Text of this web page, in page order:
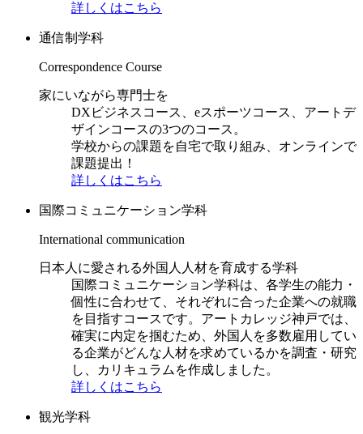
詳しくはこちら
通信制学科
Correspondence Course
家にいながら専門士を
DXビジネスコース、eスポーツコース、アートデ
ザインコースの3つのコース。
学校からの課題を自宅で取り組み、オンラインで
課題提出！
詳しくはこちら
国際コミュニケーション学科
International communication
日本人に愛される外国人人材を育成する学科
国際コミュニケーション学科は、各学生の能力・
個性に合わせて、それぞれに合った企業への就職
を目指すコースです。アートカレッジ神戸では、
確実に内定を掴むため、外国人を多数雇用してい
る企業がどんな人材を求めているかを調査・研究
し、カリキュラムを作成しました。
詳しくはこちら
観光学科